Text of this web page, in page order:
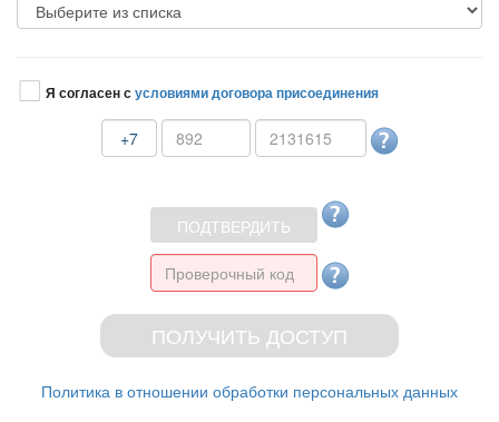
Я согласен сусловиями договора присоединения
+7
Политика в отношении обработки персональных данных